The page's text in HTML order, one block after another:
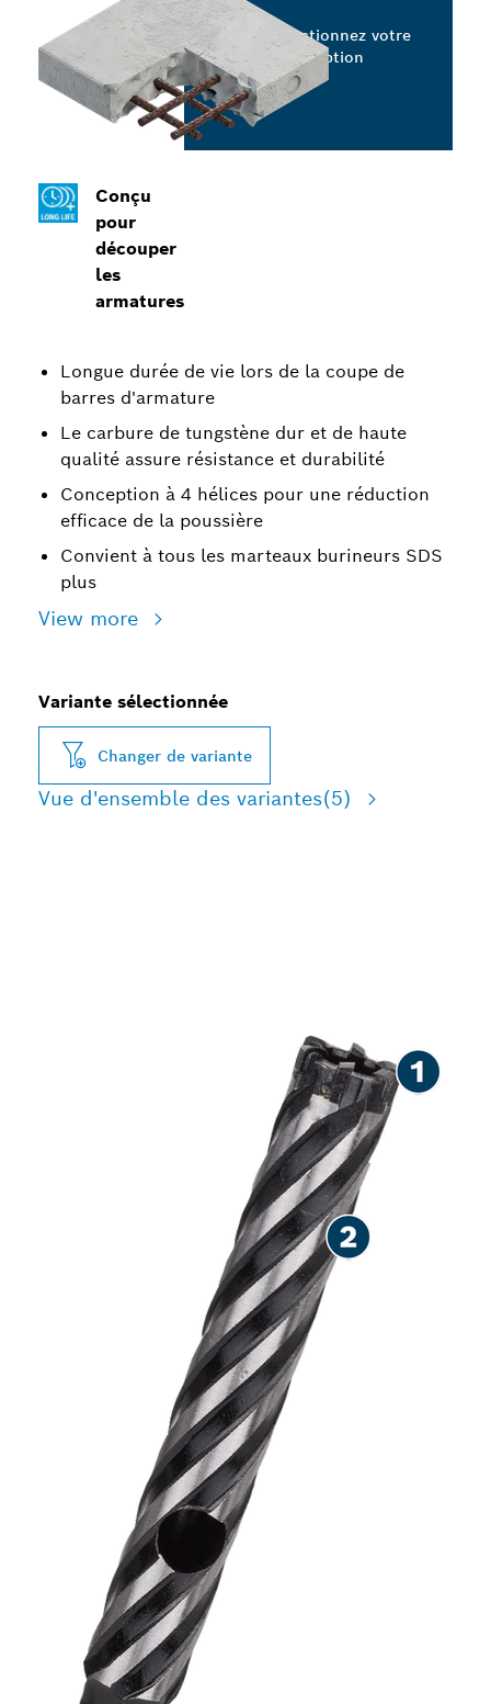
Conçu
pour
découper
les
armatures
Longue durée de vie lors de la coupe de
barres d'armature
Le carbure de tungstène dur et de haute
qualité assure résistance et durabilité
Conception à 4 hélices pour une réduction
efficace de la poussière
Convient à tous les marteaux burineurs SDS
plus
View more
Sélectionnez votre
option
Variante sélectionnée
Changer de variante
Vue d'ensemble des variantes(5)